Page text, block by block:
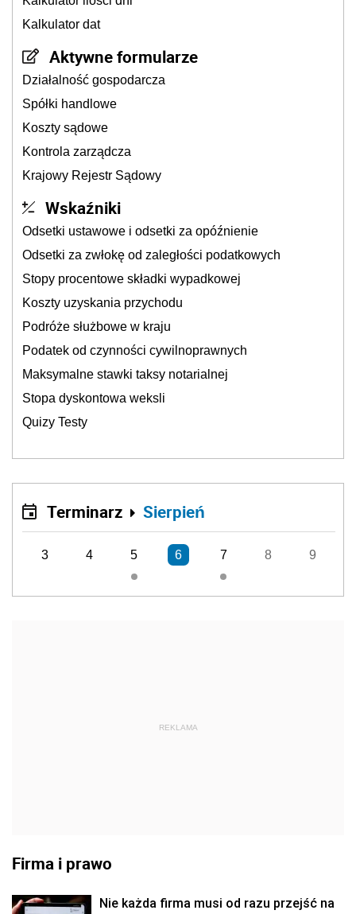
Kalkulator dat
Aktywne formularze
Działalność gospodarcza
Spółki handlowe
Koszty sądowe
Kontrola zarządcza
Krajowy Rejestr Sądowy
Wskaźniki
Odsetki ustawowe i odsetki za opóźnienie
Odsetki za zwłokę od zaległości podatkowych
Stopy procentowe składki wypadkowej
Koszty uzyskania przychodu
Podróże służbowe w kraju
Podatek od czynności cywilnoprawnych
Maksymalne stawki taksy notarialnej
Stopa dyskontowa weksli
Quizy Testy
Terminarz Sierpień
3 4 5 6 7 8 9
REKLAMA
Firma i prawo
Nie każda firma musi od razu przejść na